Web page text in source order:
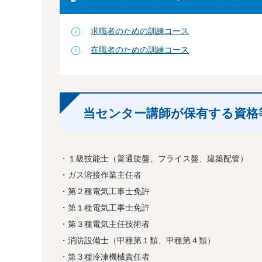
求職者のための訓練コース
在職者のための訓練コース
当センター講師が保有する資格
・１級技能士（普通旋盤、フライス盤、建築配管）
・ガス溶接作業主任者
・第２種電気工事士免許
・第１種電気工事士免許
・第３種電気主任技術者
・消防設備士（甲種第１類、甲種第４類）
・第３種冷凍機械責任者